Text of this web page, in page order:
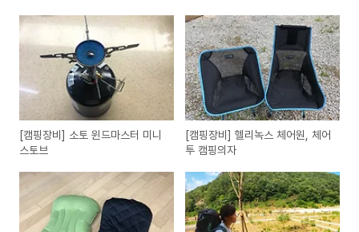
[캠핑장비] 소토 윈드마스터 미니
스토브
[캠핑장비] 헬리녹스 체어원, 체어
투 캠핑의자